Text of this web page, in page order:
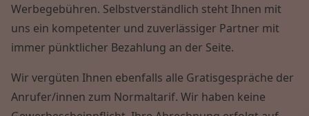
Werbegebühren. Selbstverständlich steht Ihnen mit
uns ein kompetenter und zuverlässiger Partner mit
immer pünktlicher Bezahlung an der Seite.
Wir vergüten Ihnen ebenfalls alle Gratisgespräche der
Anrufer/innen zum Normaltarif. Wir haben keine